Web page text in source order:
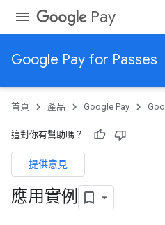
Pay
Google Pay for Passes
首頁 產品 Google Pay
這對你有幫助嗎？
提供意見
應用實例